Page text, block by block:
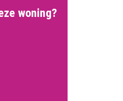
woning?